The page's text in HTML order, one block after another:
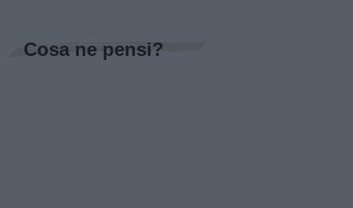
Cosa ne pensi?